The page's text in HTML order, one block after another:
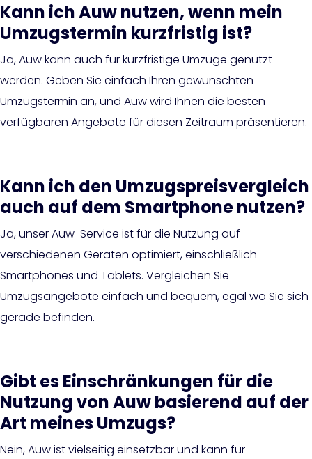
Kann ich Auw nutzen, wenn mein
Umzugstermin kurzfristig ist?
Ja, Auw kann auch für kurzfristige Umzüge genutzt
werden. Geben Sie einfach Ihren gewünschten
Umzugstermin an, und Auw wird Ihnen die besten
verfügbaren Angebote für diesen Zeitraum präsentieren.
Kann ich den Umzugspreisvergleich
auch auf dem Smartphone nutzen?
Ja, unser Auw-Service ist für die Nutzung auf
verschiedenen Geräten optimiert, einschließlich
Smartphones und Tablets. Vergleichen Sie
Umzugsangebote einfach und bequem, egal wo Sie sich
gerade befinden.
Gibt es Einschränkungen für die
Nutzung von Auw basierend auf der
Art meines Umzugs?
Nein, Auw ist vielseitig einsetzbar und kann für